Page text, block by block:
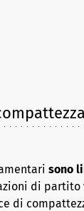
sono
di partito
di